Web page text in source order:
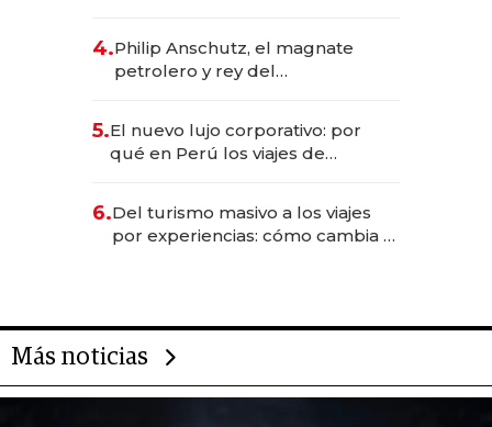
4.Philip Anschutz, el magnate
petrolero y rey del
Fénix
5.El nuevo lujo corporativo: por
qué en Perú los viajes de
transformadoras
6.Del turismo masivo a los viajes
por experiencias: cómo cambia el
Más noticias